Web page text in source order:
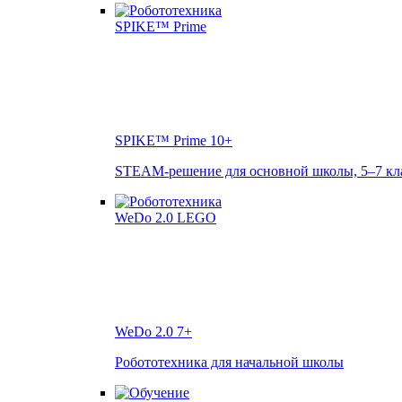
SPIKE™ Prime 10+
STEAM-решение для основной школы, 5–7
WeDo 2.0 7+
Робототехника для начальной школы